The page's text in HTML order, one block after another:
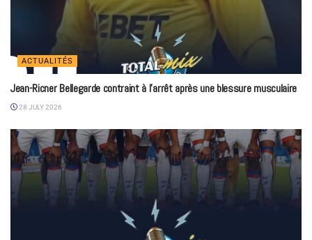
ACTUALITÉS
Jean-Ricner Bellegarde contraint à l’arrêt après une blessure musculaire
28 JULY 2026